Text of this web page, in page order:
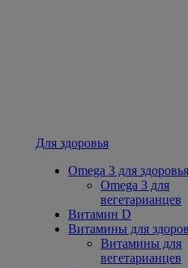
Для здоровья
Omega 3 для здоровья
Omega 3 для
вегетарианцев
Витамин D
Витамины для
Витамины для
вегетарианцев